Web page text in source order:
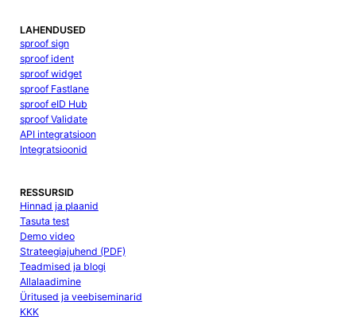
LAHENDUSED
sproof sign
sproof ident
sproof widget
sproof Fastlane
sproof eID Hub
sproof Validate
API integratsioon
Integratsioonid
RESSURSID
Hinnad ja plaanid
Tasuta test
Demo video
Strateegiajuhend (PDF)
Teadmised ja blogi
Allalaadimine
Üritused ja veebiseminarid
KKK